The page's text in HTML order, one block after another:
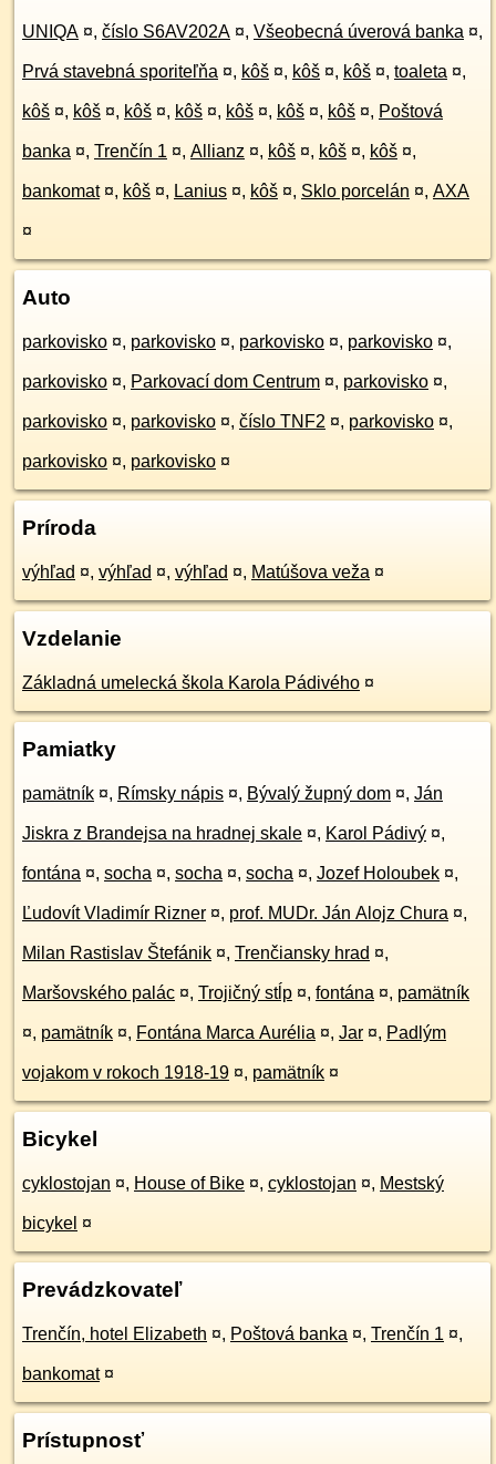
UNIQA ¤, číslo S6AV202A ¤, Všeobecná úverová banka ¤,
Prvá stavebná sporiteľňa ¤, kôš ¤, kôš ¤, kôš ¤, toaleta ¤,
kôš ¤, kôš ¤, kôš ¤, kôš ¤, kôš ¤, kôš ¤, kôš ¤, Poštová
banka ¤, Trenčín 1 ¤, Allianz ¤, kôš ¤, kôš ¤, kôš ¤,
bankomat ¤, kôš ¤, Lanius ¤, kôš ¤, Sklo porcelán ¤, AXA
¤
Auto
parkovisko ¤, parkovisko ¤, parkovisko ¤, parkovisko ¤,
parkovisko ¤, Parkovací dom Centrum ¤, parkovisko ¤,
parkovisko ¤, parkovisko ¤, číslo TNF2 ¤, parkovisko ¤,
parkovisko ¤, parkovisko ¤
Príroda
výhľad ¤, výhľad ¤, výhľad ¤, Matúšova veža ¤
Vzdelanie
Základná umelecká škola Karola Pádivého ¤
Pamiatky
pamätník ¤, Rímsky nápis ¤, Bývalý župný dom ¤, Ján
Jiskra z Brandejsa na hradnej skale ¤, Karol Pádivý ¤,
fontána ¤, socha ¤, socha ¤, socha ¤, Jozef Holoubek ¤,
Ľudovít Vladimír Rizner ¤, prof. MUDr. Ján Alojz Chura ¤,
Milan Rastislav Štefánik ¤, Trenčiansky hrad ¤,
Maršovského palác ¤, Trojičný stĺp ¤, fontána ¤, pamätník
¤, pamätník ¤, Fontána Marca Aurélia ¤, Jar ¤, Padlým
vojakom v rokoch 1918-19 ¤, pamätník ¤
Bicykel
cyklostojan ¤, House of Bike ¤, cyklostojan ¤, Mestský
bicykel ¤
Prevádzkovateľ
Trenčín, hotel Elizabeth ¤, Poštová banka ¤, Trenčín 1 ¤,
bankomat ¤
Prístupnosť